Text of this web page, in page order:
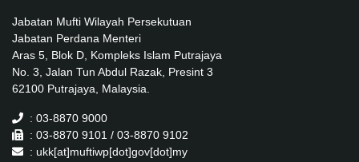
Jabatan Mufti Wilayah Persekutuan
Jabatan Perdana Menteri
Aras 5, Blok D, Kompleks Islam Putrajaya
No. 3, Jalan Tun Abdul Razak, Presint 3
62100 Putrajaya, Malaysia.
: 03-8870 9000
: 03-8870 9101 / 03-8870 9102
: ukk[at]muftiwp[dot]gov[dot]my